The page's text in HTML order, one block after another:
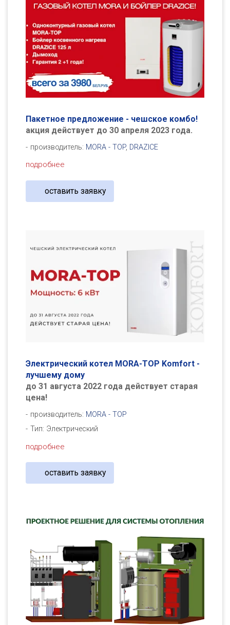
Пакетное предложение - чешское комбо!
акция действует до 30 апреля 2023 года.
производитель: MORA - TOP, DRAZICE
подробнее
оставить заявку
Электрический котел MORA-TOP Komfort -
лучшему дому
до 31 августа 2022 года действует старая
цена!
производитель: MORA - TOP
Тип: Электрический
подробнее
оставить заявку